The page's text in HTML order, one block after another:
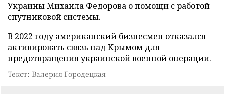
Украины Михаила Федорова о помощи с работой
спутниковой системы.
В 2022 году американский бизнесмен отказался
активировать связь над Крымом для
предотвращения украинской военной операции.
Текст: Валерия Городецкая